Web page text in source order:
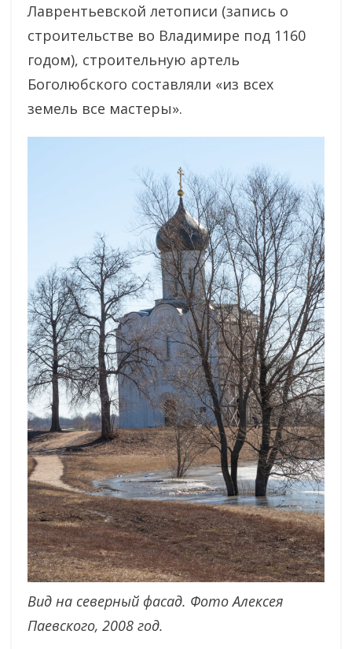
Лаврентьевской летописи (запись о
строительстве во Владимире под 1160
годом), строительную артель
Боголюбского составляли «из всех
земель все мастеры».
Вид на северный фасад. Фото Алексея
Паевского, 2008 год.